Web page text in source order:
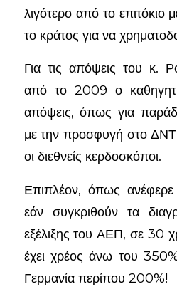
λιγότερο από το επιτόκιο
το κράτος για να
Για τις απόψεις του κ.
από το 2009 ο
απόψεις, όπως για
με την προσφυγή στο
οι διεθνείς κερδοσκόποι.
Επιπλέον, όπως
εάν συγκριθούν τα
εξέλιξης του ΑΕΠ, σε 30
έχει χρέος άνω του
Γερμανία περίπου 200%!